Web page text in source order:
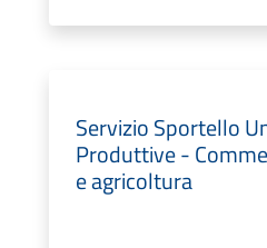
Servizio Sportello
Produttive -
e agricoltura